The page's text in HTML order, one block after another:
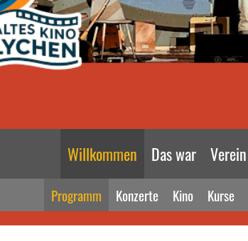
Willkommen Das war Verein
Programm Konzerte Kino Kurse